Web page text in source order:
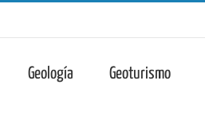
Geología Geoturismo